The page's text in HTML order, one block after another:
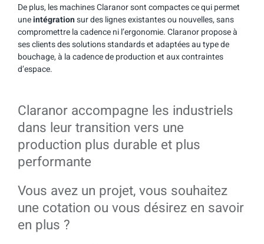
De plus, les machines Claranor sont compactes ce qui permet
uneintégrationsur des lignes existantes ou nouvelles, sans
compromettre la cadence ni l’ergonomie. Claranor propose à
ses clients des solutions standards et adaptées au type de
bouchage, à la cadence de production et aux contraintes
d’espace.
Claranor accompagne les industriels
dans leur transition vers une
production plus durable et plus
performante
Vous avez un projet, vous souhaitez
une cotation ou vous désirez en savoir
en plus ?